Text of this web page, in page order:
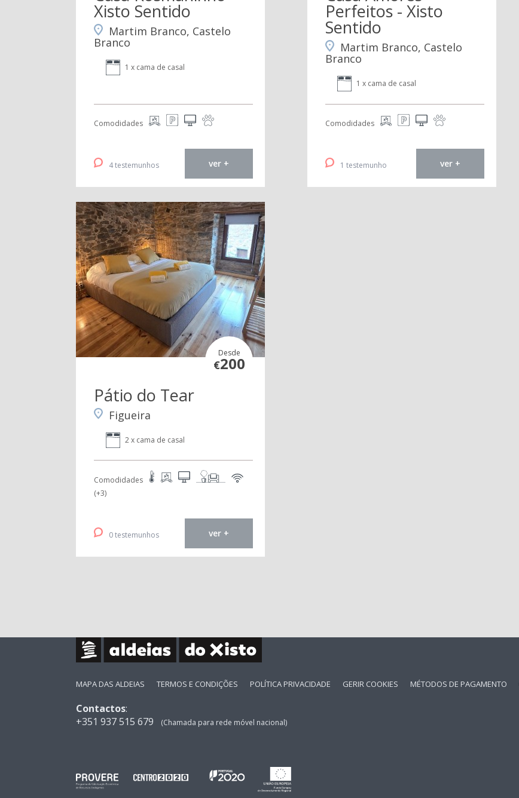
Xisto Sentido
Martim Branco, Castelo
Branco
1 x cama de casal
Comodidades
4 testemunhos ver +
Perfeitos - Xisto
Sentido
Martim Branco, Castelo
Branco
1 x cama de casal
Comodidades
1 testemunho ver +
Desde
€200
Pátio do Tear
Figueira
2 x cama de casal
Comodidades
(+3)
0 testemunhos ver +
MAPA DAS ALDEIAS TERMOS E CONDIÇÕES POLÍTICA PRIVACIDADE GERIR COOKIES MÉTODOS DE PAGAMENTO
Contactos:
+351 937 515 679
(Chamada para rede móvel nacional)